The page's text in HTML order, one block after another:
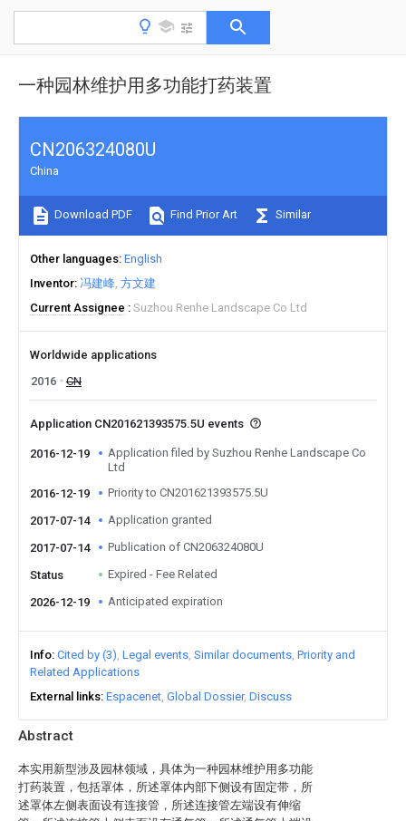
一种园林维护用多功能打药装置
Abstract
本实用新型涉及园林领域，具体为一种园林维护用多功能
打药装置，包括罩体，所述罩体内部下侧设有固定带，所
述罩体左侧表面设有连接管，所述连接管左端设有伸缩
CN206324080U
China
Download PDF Find Prior Art Similar
Other languages English
Inventor 冯建峰 方文建
Current Assignee
Suzhou Renhe Landscape Co Ltd
Worldwide applications
2016
CN
Application CN201621393575.5U events
2016-12-19
Application filed by Suzhou Renhe Landscape Co
Ltd
2016-12-19
Priority to CN201621393575.5U
2017-07-14 Application granted
2017-07-14 Publication of CN206324080U
Status Expired - Fee Related
2026-12-19 Anticipated expiration
Info Cited by (3) Legal events Similar documents Priority and
Related Applications
External links Espacenet Global Dossier Discuss